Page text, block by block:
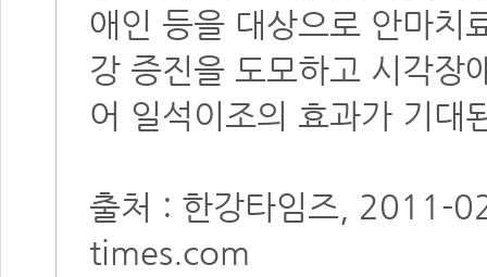
애인 등을 대상으로 안마치
강 증진을 도모하고 시각장
어 일석이조의 효과가 기대
출처 : 한강타임즈, 2011-
times.com